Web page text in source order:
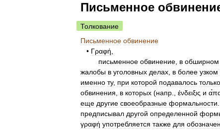
Письменное
Толкование
Письменное обвинение
• Γραφή
письменное обвинение в обширном
жалобы в уголовных делах в более узком
именно ту, при которой подавалось только
обвинения
в которых (напр ένδειξις и
еще другие своеобразные формальности
предписывал другой определенной
γραφή употребляется также для